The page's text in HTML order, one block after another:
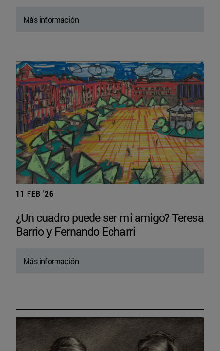
Más información
11 FEB '26
¿Un cuadro puede ser mi amigo? Teresa
Barrio y Fernando Echarri
Más información